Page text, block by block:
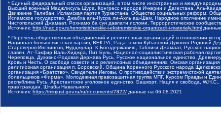
* Единый федеральный список организаций, в том числе иностранных и
Высший военный Маджлисуль Шура, Конгресс народов Ичкерии и Дагестана, Аль-
Движение Талибан, Исламская партия Туркестана, Общество социальных реформ,
Исламское государство, Джабха аль-Нусра ли-Ахль аш-Шам, Народное ополчение
Чистопольский Джамаат, Рохнамо ба суи давлати исломи, Террористическое
Источник: http://nac.gov.ru/terroristicheskie-i-ekstremistskie-organizacii-i-materialy.html
* Перечень общественных объединений и религиозных организаций в отношении
Национал-большевистская партия, ВЕК РА, Рада земли Кубанской Духовно Родовой
Староверов-Инглингов, Нурджулар, К Богодержавию, Таблиги Джамаат, Русское
славян, Ат-Такфир Валь-Хиджра, Пит Буль, Национал-социалистическая рабочая
Череповца, Духовно-Родовая Держава Русь, Русское национальное единство,
Кровь и Честь, О свободе совести и о религиозных объединениях, Омская
религиозная организация п. Боровский, Община Коренного Русского народа
организация «Братство», Свидетели Иеговы, О противодействии экстремистской
болельщиков «Фирма», Молодежная правозащитная группа МПГ, Курсом Правды и
республика Русь, Арестантское уголовное единство, Башкорт, Нация и свобода,
прав граждан, Штабы Навального
Источник: https://minjust.gov.ru/ru/documents/7822/ данные на 06.08.2021